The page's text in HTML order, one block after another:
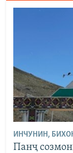
ИНЧУНИН,
Панҷ